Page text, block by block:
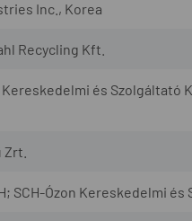
Inc., Korea
Recycling Kft.
Kereskedelmi és
SCH-Ózon Kereskedelmi és